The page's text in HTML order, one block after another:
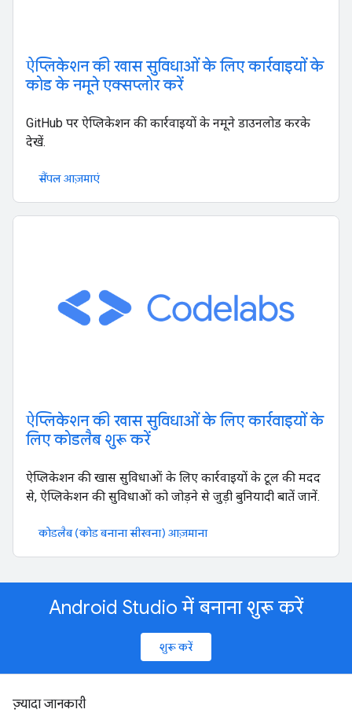
ऐप्लिकेशन की खास सुविधाओं के लिए कार्रवाइयों के
कोड के नमूने एक्सप्लोर करें
GitHub पर ऐप्लिकेशन की कार्रवाइयों के नमूने डाउनलोड करके
देखें.
सैंपल आज़माएं
ऐप्लिकेशन की खास सुविधाओं के लिए कार्रवाइयों के
लिए कोडलैब शुरू करें
ऐप्लिकेशन की खास सुविधाओं के लिए कार्रवाइयों के टूल की मदद
से, ऐप्लिकेशन की सुविधाओं को जोड़ने से जुड़ी बुनियादी बातें जानें.
कोडलैब (कोड बनाना सीखना) आज़माना
Android Studio में बनाना शुरू करें
शुरू करें
ज़्यादा जानकारी